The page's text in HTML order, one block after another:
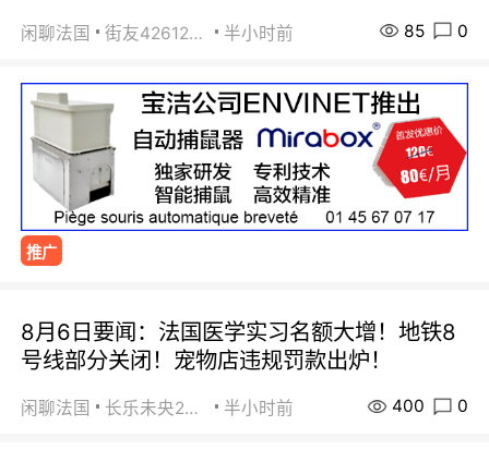
闲聊法国 街友42612092 半小时前 85 0
推广
8月6日要闻：法国医学实习名额大增！地铁8
号线部分关闭！宠物店违规罚款出炉！
闲聊法国 长乐未央2015 半小时前 400 0